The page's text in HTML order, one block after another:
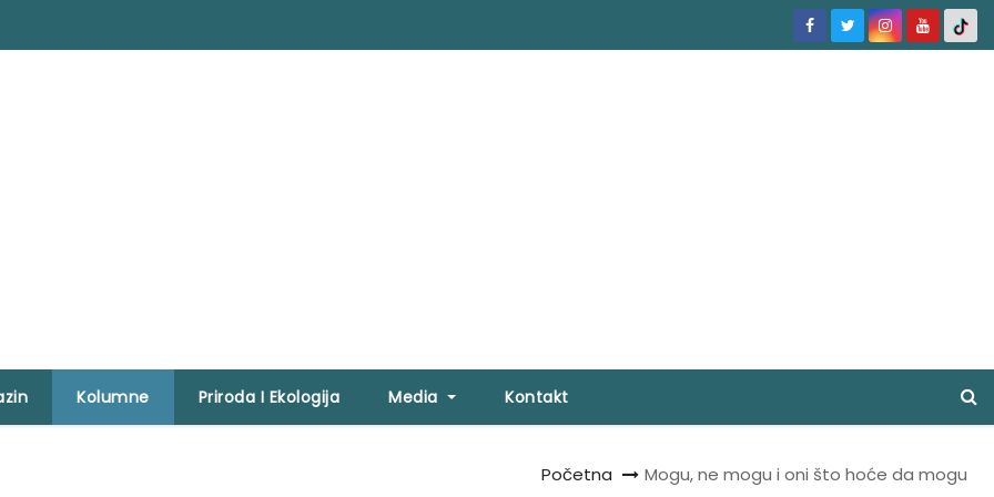
Kolumne Priroda I Ekologija Media Kontakt
Početna Mogu, ne mogu i oni što hoće da mogu